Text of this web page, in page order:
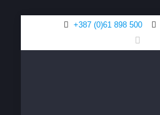
+387 (0)61 898 500